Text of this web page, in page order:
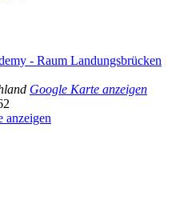
- Raum Landungsbrücken
Google Karte anzeigen
anzeigen